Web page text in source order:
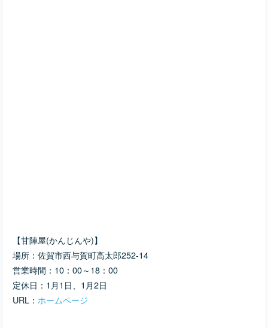
【甘陣屋(かんじんや)】
場所：佐賀市西与賀町高太郎252-14
営業時間：10：00～18：00
定休日：1月1日、1月2日
URL： ホームページ